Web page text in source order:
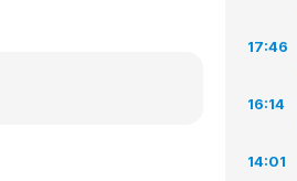
17:46
16:14
14:01